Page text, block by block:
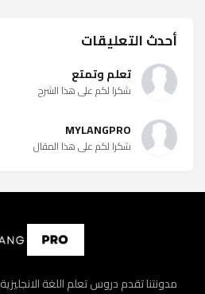
أحدث التعليقات
تعلم وتمتع
شكرا لكم على هذا الشرح
MYLANGPRO
شكرا لكم على هذا المقال
مدونتنا تقدم دروس تعلم اللغة